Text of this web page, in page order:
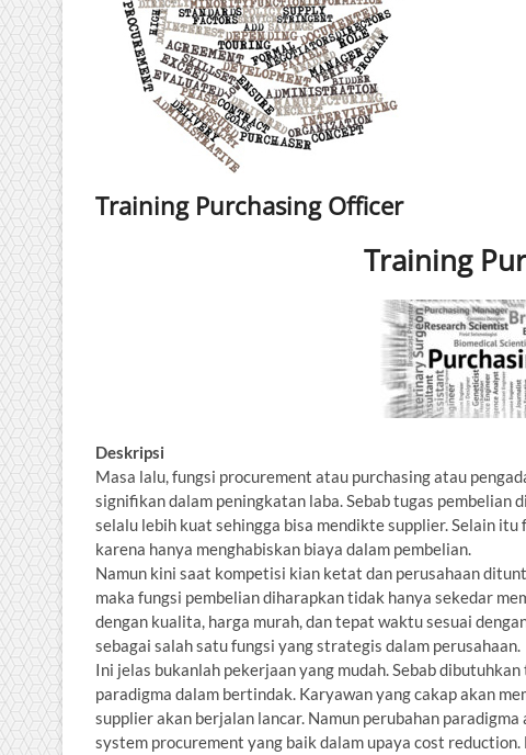
Training Purchasing Officer
Training
Deskripsi
Masa lalu, fungsi procurement atau purchasing atau
signifikan dalam peningkatan laba. Sebab tugas pembelian
selalu lebih kuat sehingga bisa mendikte supplier. Selain
karena hanya menghabiskan biaya dalam pembelian.
Namun kini saat kompetisi kian ketat dan perusahaan
maka fungsi pembelian diharapkan tidak hanya sekedar
dengan kualita, harga murah, dan tepat waktu sesuai
sebagai salah satu fungsi yang strategis dalam perusahaan.
Ini jelas bukanlah pekerjaan yang mudah. Sebab
paradigma dalam bertindak. Karyawan yang cakap akan
supplier akan berjalan lancar. Namun perubahan
system procurement yang baik dalam upaya cost